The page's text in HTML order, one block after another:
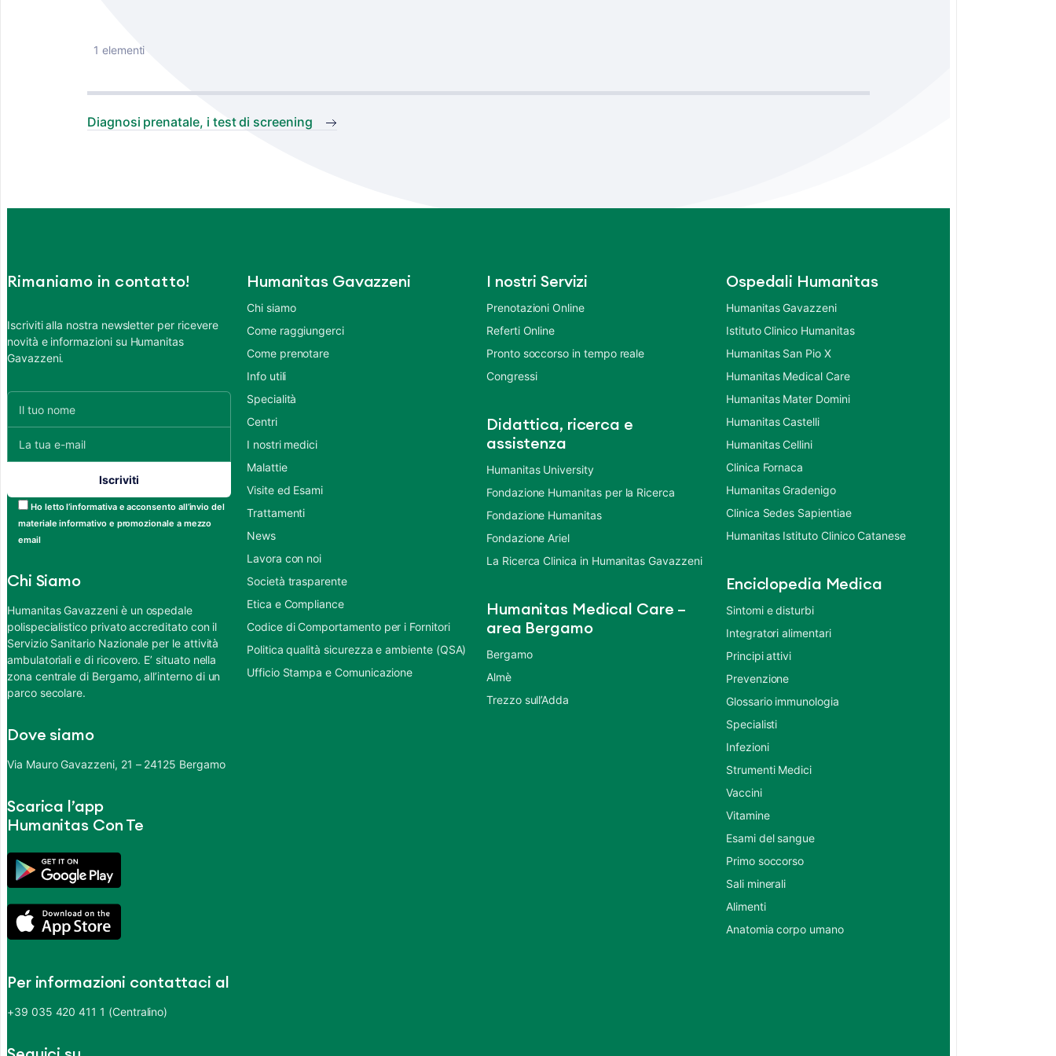
1 elementi
Diagnosi prenatale, i test di screening
Rimaniamo in contatto!
Iscriviti alla nostra newsletter per ricevere
novità e informazioni su Humanitas
Gavazzeni.
Ho letto l’informativa e acconsento all’invio del
materiale informativo e promozionale a mezzo
email
Chi Siamo
Humanitas Gavazzeni è un ospedale
polispecialistico privato accreditato con il
Servizio Sanitario Nazionale per le attività
ambulatoriali e di ricovero. E’ situato nella
zona centrale di Bergamo, all’interno di un
parco secolare.
Dove siamo
Via Mauro Gavazzeni, 21 – 24125 Bergamo
Scarica l’app
Humanitas Con Te
Per informazioni contattaci al
+39 035 420 411 1 (Centralino)
Humanitas Gavazzeni
Chi siamo
Come raggiungerci
Come prenotare
Info utili
Specialità
Centri
I nostri medici
Malattie
Visite ed Esami
Trattamenti
News
Lavora con noi
Società trasparente
Etica e Compliance
Codice di Comportamento per i Fornitori
Politica qualità sicurezza e ambiente (QSA)
Ufficio Stampa e Comunicazione
I nostri Servizi
Prenotazioni Online
Referti Online
Pronto soccorso in tempo reale
Congressi
Didattica, ricerca e
assistenza
Humanitas University
Fondazione Humanitas per la Ricerca
Fondazione Humanitas
Fondazione Ariel
La Ricerca Clinica in Humanitas Gavazzeni
Humanitas Medical Care –
area Bergamo
Bergamo
Almè
Trezzo sull’Adda
Ospedali Humanitas
Humanitas Gavazzeni
Istituto Clinico Humanitas
Humanitas San Pio X
Humanitas Medical Care
Humanitas Mater Domini
Humanitas Castelli
Humanitas Cellini
Clinica Fornaca
Humanitas Gradenigo
Clinica Sedes Sapientiae
Humanitas Istituto Clinico Catanese
Enciclopedia Medica
Sintomi e disturbi
Integratori alimentari
Principi attivi
Prevenzione
Glossario immunologia
Specialisti
Infezioni
Strumenti Medici
Vaccini
Vitamine
Esami del sangue
Primo soccorso
Sali minerali
Alimenti
Anatomia corpo umano